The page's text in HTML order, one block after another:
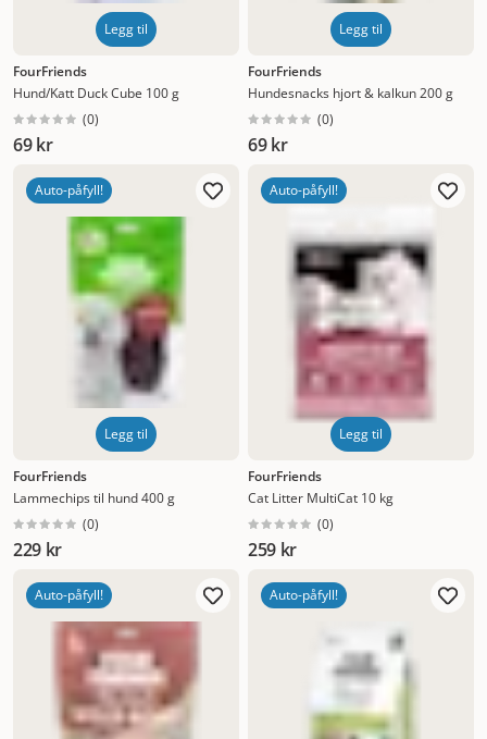
Legg til
FourFriends
Hund/Katt Duck Cube 100 g
(0)
69 kr
Legg til
FourFriends
Hundesnacks hjort & kalkun 200 g
(0)
69 kr
Auto-påfyll!
Legg til
FourFriends
Lammechips til hund 400 g
(0)
229 kr
Auto-påfyll!
Legg til
FourFriends
Cat Litter MultiCat 10 kg
(0)
259 kr
Auto-påfyll! Auto-påfyll!